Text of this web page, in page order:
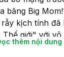
băng Big
kịch tính đã
giới" với
thêm nội dung